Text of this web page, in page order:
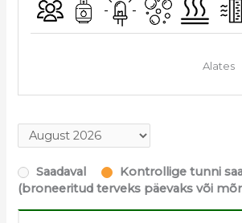
Alates
Saadaval
Kontrollige tunni
(broneeritud terveks päevaks või